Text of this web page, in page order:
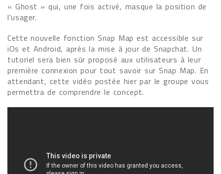
« Ghost » qui, une fois activé, masque la position de
l'usager.
Cette nouvelle fonction Snap Map est accessible sur
iOs et Android, après la mise à jour de Snapchat. Un
tutoriel sera bien sûr proposé aux utilisateurs à leur
première connexion pour tout savoir sur Snap Map. En
attendant, cette vidéo postée hier par le groupe vous
permettra de comprendre le concept.